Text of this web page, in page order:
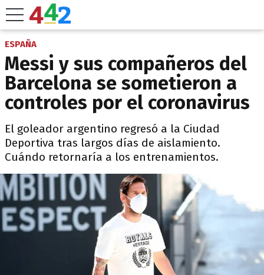
ESPAÑA
Messi y sus compañeros del
Barcelona se sometieron a
controles por el coronavirus
El goleador argentino regresó a la Ciudad
Deportiva tras largos días de aislamiento.
Cuándo retornaría a los entrenamientos.